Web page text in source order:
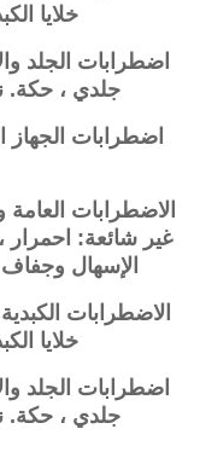
خلايا
اضطرابات الجلد
جلدي ، حكة.
اضطرابات الجهاز
الاضطرابات
غير شائعة: احمرار
الإسهال
الاضطرابات
خلايا
اضطرابات الجلد
جلدي ، حكة.